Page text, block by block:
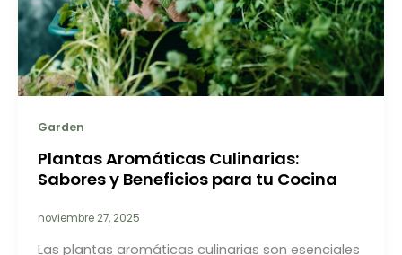
Garden
Plantas Aromáticas Culinarias:
Sabores y Beneficios para tu Cocina
noviembre 27, 2025
Las plantas aromáticas culinarias son esenciales